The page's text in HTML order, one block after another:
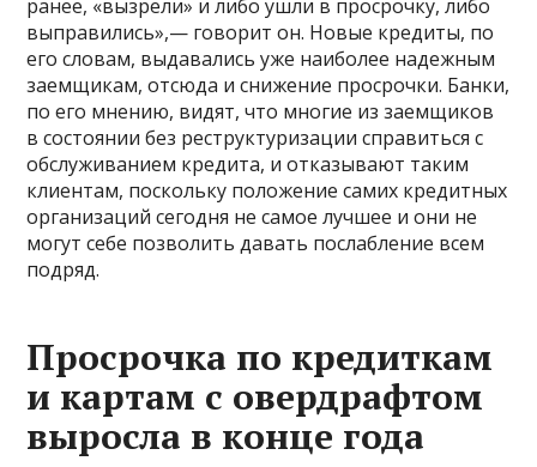
ранее, «вызрели» и либо ушли в просрочку, либо
выправились»,— говорит он. Новые кредиты, по
его словам, выдавались уже наиболее надежным
заемщикам, отсюда и снижение просрочки. Банки,
по его мнению, видят, что многие из заемщиков
в состоянии без реструктуризации справиться с
обслуживанием кредита, и отказывают таким
клиентам, поскольку положение самих кредитных
организаций сегодня не самое лучшее и они не
могут себе позволить давать послабление всем
подряд.
Просрочка по кредиткам
и картам с овердрафтом
выросла в конце года